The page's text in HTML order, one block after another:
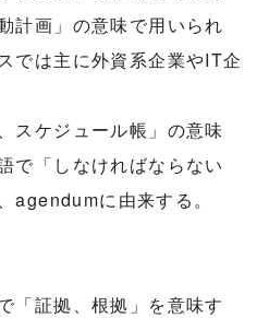
計画」の意味で用いられ
では主に外資系企業やIT企
スケジュール帳」の意味
で「しなければならない
agendumに由来する。
「証拠、根拠」を意味す